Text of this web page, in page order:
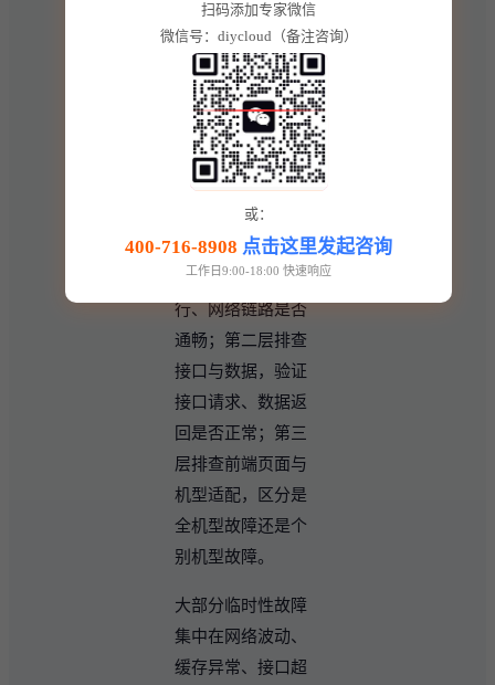
后，偶尔会出现加
载异常、功能报
错、提交失败、接
口超时等故障，结
合运维经验，可按
照分层思路排查问
题： 第一层排查网
络与服务器，确认
服务端是否正常运
行、网络链路是否
通畅；第二层排查
接口与数据，验证
接口请求、数据返
回是否正常；第三
层排查前端页面与
机型适配，区分是
全机型故障还是个
别机型故障。
大部分临时性故障
集中在网络波动、
缓存异常、接口超
扫码添加专家微信
微信号：diycloud（备注咨询）
或：
400-716-8908 点击这里发起咨询
工作日9:00-18:00 快速响应